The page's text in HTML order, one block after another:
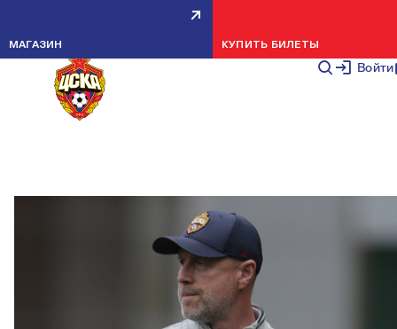
Войти
МАГАЗИН КУПИТЬ БИЛЕТЫ
ВЛАДИМИР ФЕДОТОВ: ЗАБИЛИ
ТРЕТИЙ ГОЛ В САМОЕ НУЖНОЕ
ВРЕМЯ